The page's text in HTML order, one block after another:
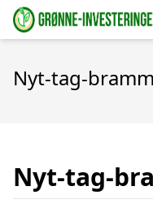
Nyt-tag-
Nyt-tag-